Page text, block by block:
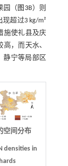
园（ 图3B）则
超过3 kg/m²
施使礼县及庆
，而天水、
静宁等局部区
空间分布
densities in